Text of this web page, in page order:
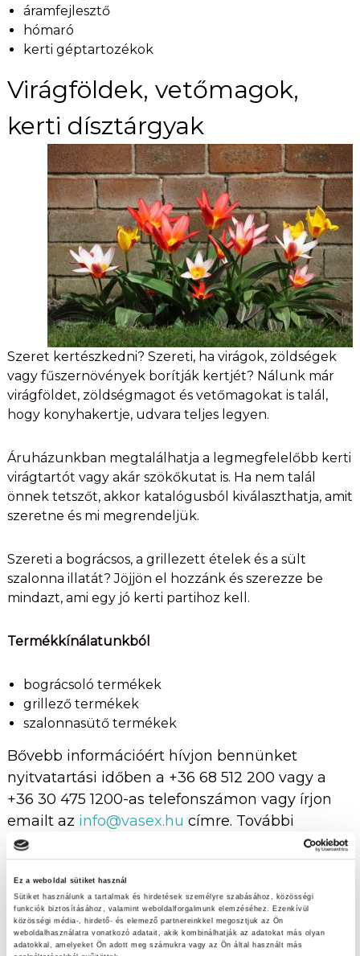
Ez a weboldal sütiket használ
Sütiket használunk a tartalmak és hirdetések személyre szabásához, közösségi
funkciók biztosításához, valamint weboldalforgalmunk elemzéséhez. Ezenkívül
közösségi média-, hirdető- és elemező partnereinkkel megosztjuk az Ön
weboldalhasználatra vonatkozó adatait, akik kombinálhatják az adatokat más olyan
adatokkal, amelyeket Ön adott meg számukra vagy az Ön által használt más
áramfejlesztő
hómaró
kerti géptartozékok
Virágföldek, vetőmagok,
kerti dísztárgyak
Szeret kertészkedni? Szereti, ha virágok, zöldségek
vagy fűszernövények borítják kertjét? Nálunk már
virágföldet, zöldségmagot és vetőmagokat is talál,
hogy konyhakertje, udvara teljes legyen.
Áruházunkban megtalálhatja a legmegfelelőbb kerti
virágtartót vagy akár szökőkutat is. Ha nem talál
önnek tetszőt, akkor katalógusból kiválaszthatja, amit
szeretne és mi megrendeljük.
Szereti a bográcsos, a grillezett ételek és a sült
szalonna illatát? Jöjjön el hozzánk és szerezze be
mindazt, ami egy jó kerti partihoz kell.
Termékkínálatunkból
bográcsoló termékek
grillező termékek
szalonnasütő termékek
Bővebb információért hívjon bennünket
nyitvatartási időben a +36 68 512 200 vagy a
+36 30 475 1200-as telefonszámon vagy írjon
emailt az info@vasex.hu címre. További
elérhetőségek
Nyitvatartás
Hétfőtől-péntekig: 07:00 – 17:00
Szombat: 07:00 – 16:00
Vasárnap: zárva